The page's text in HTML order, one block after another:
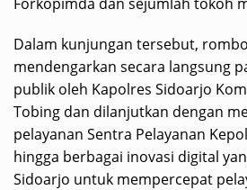
Dalam kunjungan tersebut,
mendengarkan secara langsung
publik oleh Kapolres Sidoarjo
Tobing dan dilanjutkan dengan
pelayanan Sentra Pelayanan
hingga berbagai inovasi digital
Sidoarjo untuk mempercepat